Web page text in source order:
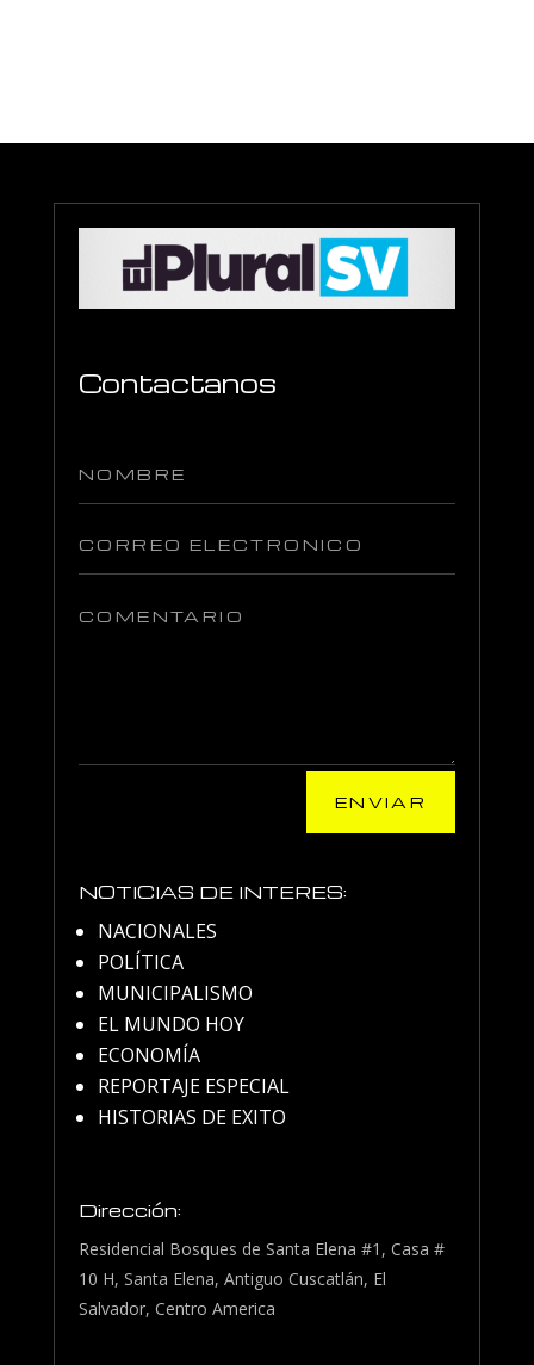
Contactanos
ENVIAR
NOTICIAS DE INTERES:
NACIONALES
POLÍTICA
MUNICIPALISMO
EL MUNDO HOY
ECONOMÍA
REPORTAJE ESPECIAL
HISTORIAS DE EXITO
Dirección:
Residencial Bosques de Santa Elena #1, Casa #
10 H, Santa Elena, Antiguo Cuscatlán, El
Salvador, Centro America